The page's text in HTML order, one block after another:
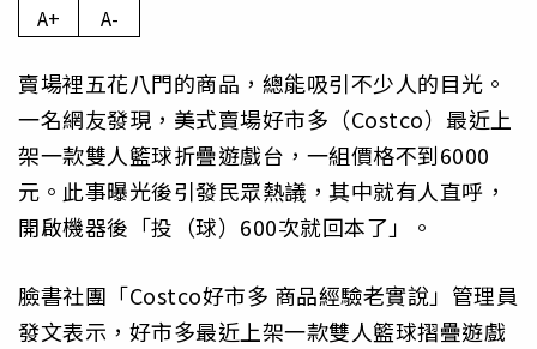
A+ A-
賣場裡五花八門的商品，總能吸引不少人的目光。
一名網友發現，美式賣場好市多（Costco）最近上
架一款雙人籃球折疊遊戲台，一組價格不到6000
元。此事曝光後引發民眾熱議，其中就有人直呼，
開啟機器後「投（球）600次就回本了」。
臉書社團「Costco好市多 商品經驗老實說」管理員
發文表示，好市多最近上架一款雙人籃球摺疊遊戲